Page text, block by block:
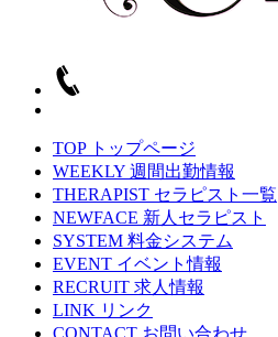
TOP トップページ
WEEKLY 週間出勤情報
THERAPIST セラピスト一覧
NEWFACE 新人セラピスト
SYSTEM 料金システム
EVENT イベント情報
RECRUIT 求人情報
LINK リンク
CONTACT お問い合わせ